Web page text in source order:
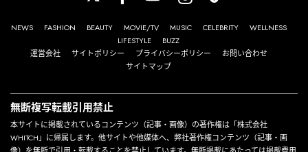
NEWS FASHION BEAUTY MOVIE/TV MUSIC CELEBRITY
WELLNESS
LIFESTYLE
BUZZ
運営会社
サイトポリシー プライバシーポリシー
お問い合わせ
サイトマップ
無断複写転載引用禁止
本サイトに掲載されているコンテンツ（記事・画像）の著作権は「株式会社
WHITCH」に帰属します。他サイトや他媒体へ、弊社著作権コンテンツ（記事・画